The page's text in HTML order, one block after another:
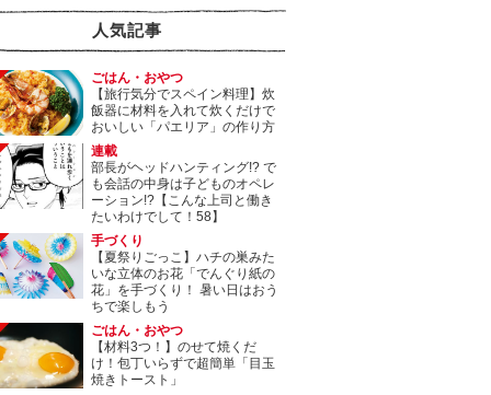
人気記事
ごはん・おやつ
【旅行気分でスペイン料理】炊
飯器に材料を入れて炊くだけで
おいしい「パエリア」の作り方
連載
部長がヘッドハンティング!? で
も会話の中身は子どものオペレ
ーション!?【こんな上司と働き
たいわけでして！58】
手づくり
【夏祭りごっこ】ハチの巣みた
いな立体のお花「でんぐり紙の
花」を手づくり！ 暑い日はおう
ちで楽しもう
ごはん・おやつ
【材料3つ！】のせて焼くだ
け！包丁いらずで超簡単「目玉
焼きトースト」